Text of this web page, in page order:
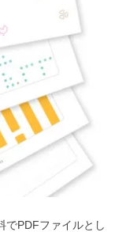
でPDFファイルとし